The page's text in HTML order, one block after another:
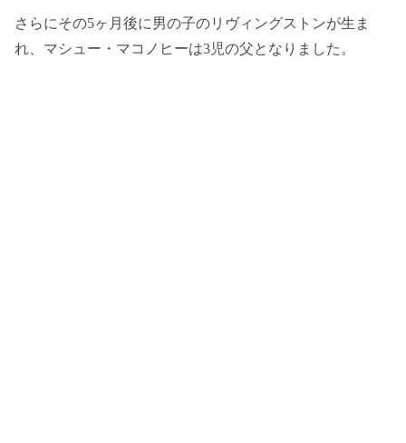
さらにその5ヶ月後に男の子のリヴィングストンが生ま
れ、マシュー・マコノヒーは3児の父となりました。